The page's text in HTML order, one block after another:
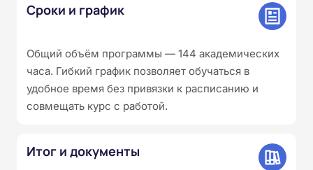
Сроки и график
Общий объём программы — 144 академических
часа. Гибкий график позволяет обучаться в
удобное время без привязки к расписанию и
совмещать курс с работой.
Итог и документы